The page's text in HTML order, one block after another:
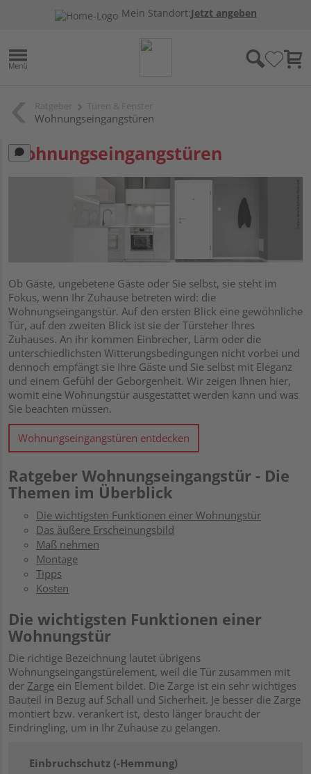
Mein Standort:Jetzt angeben
Wohnungseingangstüren
Wohnungseingangstüren
Ob Gäste, ungebetene Gäste oder Sie selbst, sie steht im
Fokus, wenn Ihr Zuhause betreten wird: die
Wohnungseingangstür. Auf den ersten Blick eine gewöhnliche
Tür, auf den zweiten Blick ist sie der Türsteher Ihres
Zuhauses. An ihr kommen Einbrecher, Lärm oder die
unterschiedlichsten Witterungsbedingungen nicht vorbei und
dennoch empfängt sie Ihre Gäste und Sie selbst mit Eleganz
und einem Gefühl der Geborgenheit. Wir zeigen Ihnen hier,
womit eine Wohnungstür ausgestattet werden kann und was
Sie beachten müssen.
Wohnungseingangstüren entdecken
Ratgeber Wohnungseingangstür - Die
Themen im Überblick
Die wichtigsten Funktionen einer Wohnungstür
Das äußere Erscheinungsbild
Maß nehmen
Montage
Tipps
Kosten
Die wichtigsten Funktionen einer
Wohnungstür
Die richtige Bezeichnung lautet übrigens
Wohnungseingangstürelement, weil die Tür zusammen mit
der Zarge ein Element bildet. Die Zarge ist ein sehr wichtiges
Bauteil in Bezug auf Schall und Sicherheit. Je besser die Zarge
montiert bzw. verankert ist, desto länger braucht der
Eindringling, um in Ihr Zuhause zu gelangen.
Einbruchschutz (-Hemmung)